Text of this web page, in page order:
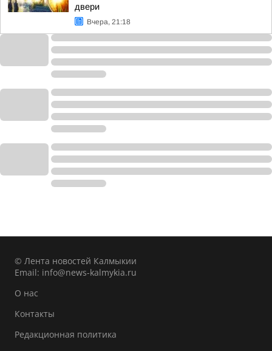
двери
Вчера, 21:18
© Лента новостей Калмыкии
Email: info@news-kalmykia.ru
О нас
Контакты
Редакционная политика